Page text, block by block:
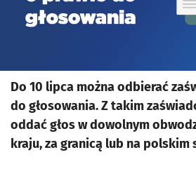
Do 10 lipca można odbierać
do głosowania. Z takim
oddać głos w dowolnym
kraju, za granicą lub na